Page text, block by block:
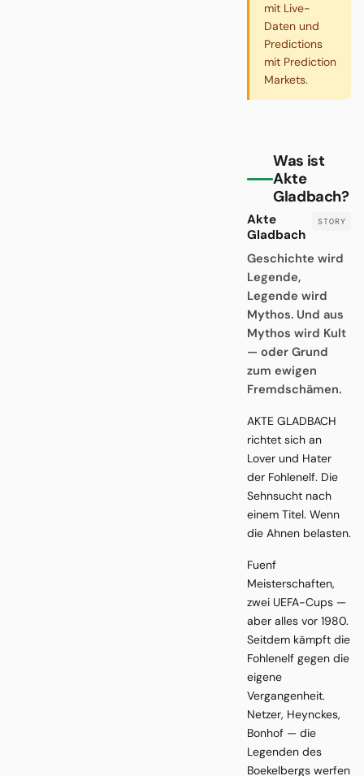
mit Live-
Daten und
Predictions
mit Prediction
Markets.
Was ist
Akte
Gladbach?
Akte
Gladbach
Geschichte wird
Legende,
Legende wird
Mythos. Und aus
Mythos wird Kult
— oder Grund
zum ewigen
Fremdschämen.
AKTE GLADBACH
richtet sich an
Lover und Hater
der Fohlenelf. Die
Sehnsucht nach
einem Titel. Wenn
die Ahnen belasten.
Fuenf
Meisterschaften,
zwei UEFA-Cups —
aber alles vor 1980.
Seitdem kämpft die
Fohlenelf gegen die
eigene
Vergangenheit.
Netzer, Heynckes,
Bonhof — die
Legenden des
Boekelbergs werfen